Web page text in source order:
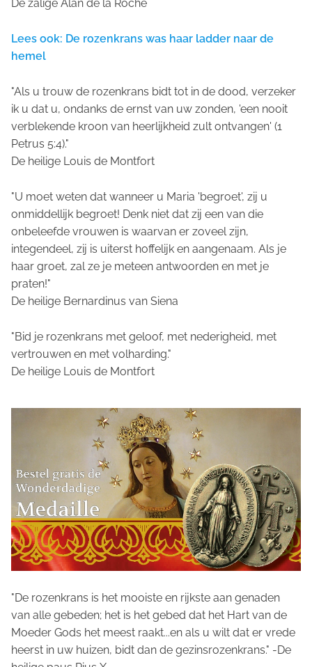
De zalige Alan de la Roche
Lees ook: De rozenkrans was haar ladder naar de
hemel
"Als u trouw de rozenkrans bidt tot in de dood, verzeker
ik u dat u, ondanks de ernst van uw zonden, 'een nooit
verblekende kroon van heerlijkheid zult ontvangen' (1
Petrus 5:4)."
De heilige Louis de Montfort
"U moet weten dat wanneer u Maria 'begroet', zij u
onmiddellijk begroet! Denk niet dat zij een van die
onbeleefde vrouwen is waarvan er zoveel zijn,
integendeel, zij is uiterst hoffelijk en aangenaam. Als je
haar groet, zal ze je meteen antwoorden en met je
praten!"
De heilige Bernardinus van Siena
"Bid je rozenkrans met geloof, met nederigheid, met
vertrouwen en met volharding."
De heilige Louis de Montfort
"De rozenkrans is het mooiste en rijkste aan genaden
van alle gebeden; het is het gebed dat het Hart van de
Moeder Gods het meest raakt...en als u wilt dat er vrede
heerst in uw huizen, bidt dan de gezinsrozenkrans." -De